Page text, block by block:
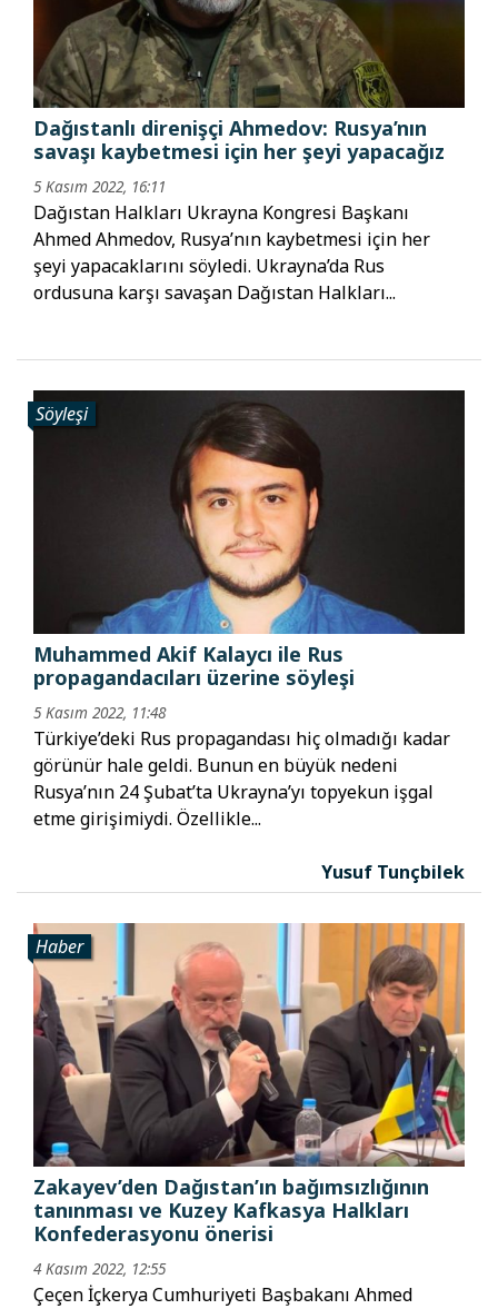
Dağıstanlı direnişçi Ahmedov: Rusya’nın
savaşı kaybetmesi için her şeyi yapacağız
5 Kasım 2022, 16:11
Dağıstan Halkları Ukrayna Kongresi Başkanı
Ahmed Ahmedov, Rusya’nın kaybetmesi için her
şeyi yapacaklarını söyledi. Ukrayna’da Rus
ordusuna karşı savaşan Dağıstan Halkları...
Söyleşi
Muhammed Akif Kalaycı ile Rus
propagandacıları üzerine söyleşi
5 Kasım 2022, 11:48
Türkiye’deki Rus propagandası hiç olmadığı kadar
görünür hale geldi. Bunun en büyük nedeni
Rusya’nın 24 Şubat’ta Ukrayna’yı topyekun işgal
etme girişimiydi. Özellikle...
Yusuf Tunçbilek
Haber
Zakayev’den Dağıstan’ın bağımsızlığının
tanınması ve Kuzey Kafkasya Halkları
Konfederasyonu önerisi
4 Kasım 2022, 12:55
Çeçen İçkerya Cumhuriyeti Başbakanı Ahmed